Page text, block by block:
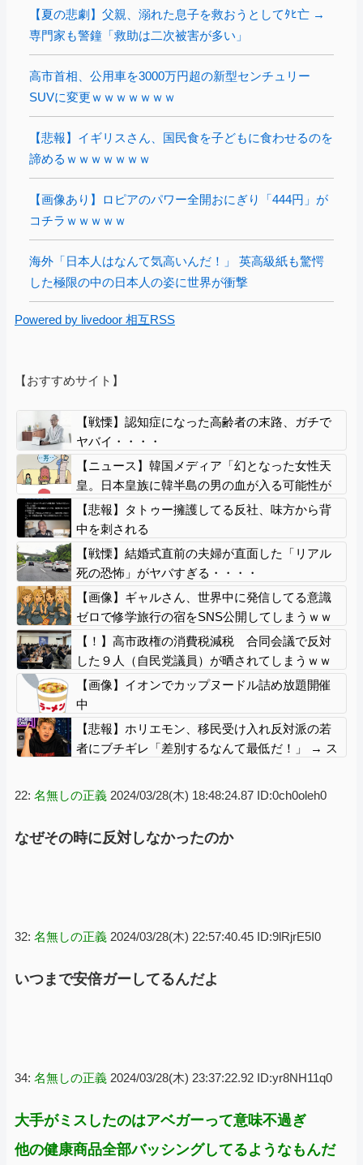
【夏の悲劇】父親、溺れた息子を救おうとしてﾀﾋ亡 →
専門家も警鐘「救助は二次被害が多い」
高市首相、公用車を3000万円超の新型センチュリー
SUVに変更ｗｗｗｗｗｗｗ
【悲報】イギリスさん、国民食を子どもに食わせるのを
諦めるｗｗｗｗｗｗｗ
【画像あり】ロピアのパワー全開おにぎり「444円」が
コチラｗｗｗｗｗ
海外「日本人はなんて気高いんだ！」 英高級紙も驚愕
した極限の中の日本人の姿に世界が衝撃
Powered by livedoor 相互RSS
【おすすめサイト】
【戦慄】認知症になった高齢者の末路、ガチで
ヤバイ・・・・
【ニュース】韓国メディア「幻となった女性天
皇。日本皇族に韓半島の男の血が入る可能性が
ゼロに・・・」
【悲報】タトゥー擁護してる反社、味方から背
中を刺される
【戦慄】結婚式直前の夫婦が直面した「リアル
死の恐怖」がヤバすぎる・・・・
【画像】ギャルさん、世界中に発信してる意識
ゼロで修学旅行の宿をSNS公開してしまうｗｗ
ｗ 【Pickup08082952】
【！】高市政権の消費税減税 合同会議で反対
した９人（自民党議員）が晒されてしまうｗｗ
ｗｗｗｗ
【画像】イオンでカップヌードル詰め放題開催
中
【悲報】ホリエモン、移民受け入れ反対派の若
者にブチギレ「差別するなんて最低だ！」 → ス
22: 名無しの正義 2024/03/28(木) 18:48:24.87 ID:0ch0oleh0
なぜその時に反対しなかったのか
32: 名無しの正義 2024/03/28(木) 22:57:40.45 ID:9lRjrE5I0
いつまで安倍ガーしてるんだよ
34: 名無しの正義 2024/03/28(木) 23:37:22.92 ID:yr8NH11q0
大手がミスしたのはアベガーって意味不過ぎ
他の健康商品全部バッシングしてるようなもんだ